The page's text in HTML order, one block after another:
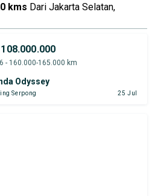
kms Dari Jakarta Selatan,
108.000.000
- 160.000-165.000 km
Odyssey
Serpong 25 Jul